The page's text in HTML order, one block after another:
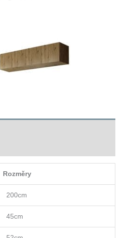
Rozměry
200cm
45cm